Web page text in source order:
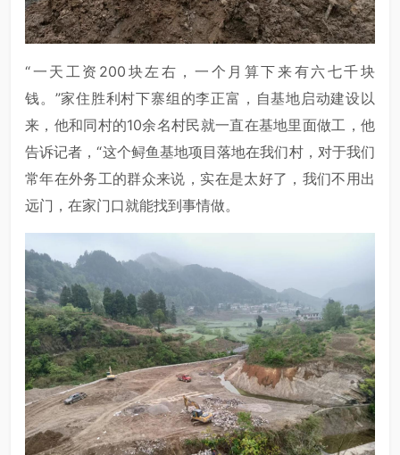
“一天工资200块左右，一个月算下来有六七千块
钱。”家住胜利村下寨组的李正富，自基地启动建设以
来，他和同村的10余名村民就一直在基地里面做工，他
告诉记者，“这个鲟鱼基地项目落地在我们村，对于我们
常年在外务工的群众来说，实在是太好了，我们不用出
远门，在家门口就能找到事情做。